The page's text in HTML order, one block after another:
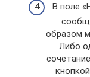
В поле
образом
Либо